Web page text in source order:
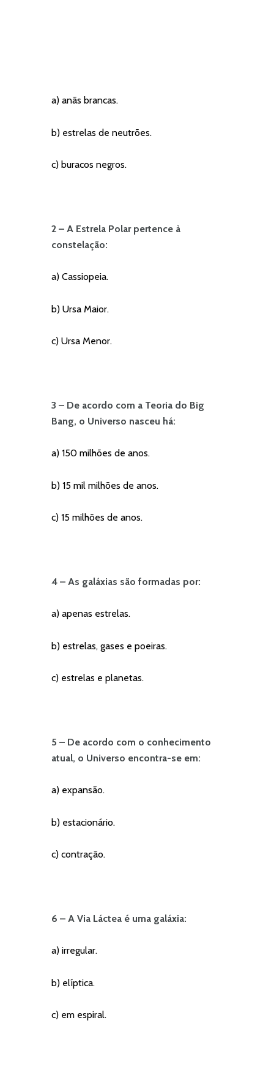
a) anãs brancas.
b) estrelas de neutrões.
c) buracos negros.
2 – A Estrela Polar pertence à
constelação:
a) Cassiopeia.
b) Ursa Maior.
c) Ursa Menor.
3 – De acordo com a Teoria do Big
Bang, o Universo nasceu há:
a) 150 milhões de anos.
b) 15 mil milhões de anos.
c) 15 milhões de anos.
4 – As galáxias são formadas por:
a) apenas estrelas.
b) estrelas, gases e poeiras.
c) estrelas e planetas.
5 – De acordo com o conhecimento
atual, o Universo encontra-se em:
a) expansão.
b) estacionário.
c) contração.
6 – A Via Láctea é uma galáxia:
a) irregular.
b) elíptica.
c) em espiral.